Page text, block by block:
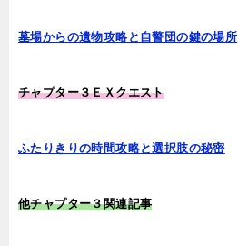
墓場からの遺物攻略と自警団の鍵の場所
チャプター３ＥＸクエスト
ふたりきりの時間攻略と選択肢の秘密
他チャプター３関連記事